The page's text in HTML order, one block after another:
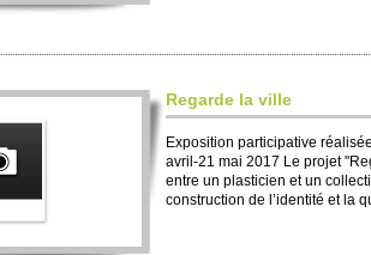
Regarde la ville
Exposition participative
avril-21 mai 2017 Le projet
entre un plasticien et un
construction de l’identité et la